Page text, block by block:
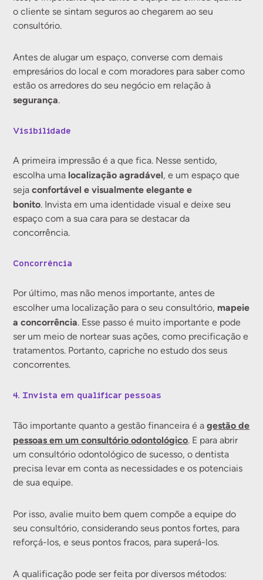
o cliente se sintam seguros ao chegarem ao seu
consultório.
Antes de alugar um espaço, converse com demais
empresários do local e com moradores para saber como
estão os arredores do seu negócio em relação à
segurança.
Visibilidade
A primeira impressão é a que fica. Nesse sentido,
escolha uma localização agradável, e um espaço que
sejaconfortável e visualmente elegante e
bonito. Invista em uma identidade visual e deixe seu
espaço com a sua cara para se destacar da
concorrência.
Concorrência
Por último, mas não menos importante, antes de
escolher uma localização para o seu consultório, mapeie
a concorrência. Esse passo é muito importante e pode
ser um meio de nortear suas ações, como precificação e
tratamentos. Portanto, capriche no estudo dos seus
concorrentes.
4. Invista em qualificar pessoas
Tão importante quanto a gestão financeira é agestão de
pessoas em um consultório odontológico. E para abrir
um consultório odontológico de sucesso, o dentista
precisa levar em conta as necessidades e os potenciais
de sua equipe.
Por isso, avalie muito bem quem compõe a equipe do
seu consultório, considerando seus pontos fortes, para
reforçá-los, e seus pontos fracos, para superá-los.
A qualificação pode ser feita por diversos métodos: